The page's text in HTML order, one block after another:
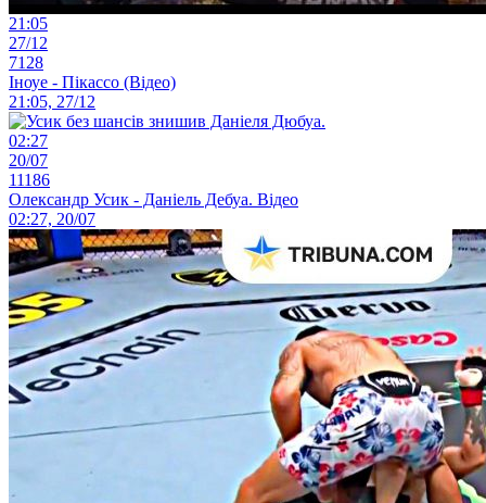
21:05
27/12
7128
Іноуе - Пікассо (Відео)
21:05, 27/12
02:27
20/07
11186
Олександр Усик - Даніель Дебуа. Відео
02:27, 20/07